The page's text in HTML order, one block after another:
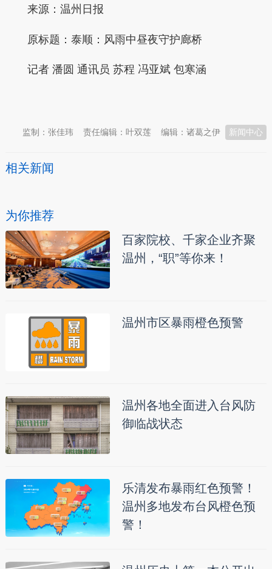
来源：温州日报
原标题：泰顺：风雨中昼夜守护廊桥
记者 潘圆 通讯员 苏程 冯亚斌 包寒涵
新闻中心
编辑：诸葛之伊
责任编辑：叶双莲
监制：张佳玮
相关新闻
为你推荐
百家院校、千家企业齐聚
温州，“职”等你来！
温州市区暴雨橙色预警
温州各地全面进入台风防
御临战状态
乐清发布暴雨红色预警！
温州多地发布台风橙色预
警！